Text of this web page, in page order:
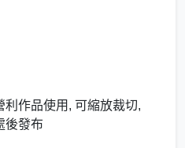
作品使用, 可縮放裁切,
後發布